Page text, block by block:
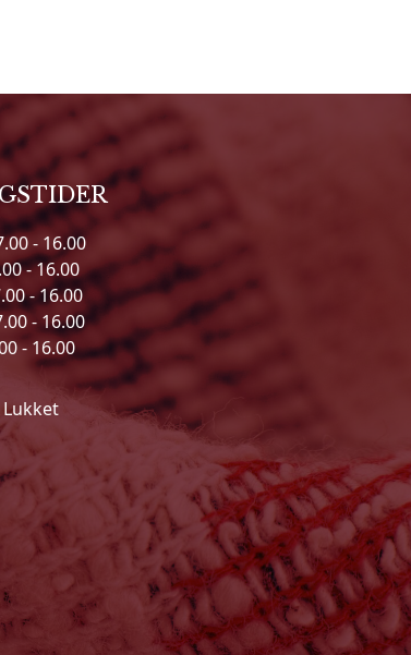
- 16.00
- 16.00
- 16.00
- 16.00
- 16.00